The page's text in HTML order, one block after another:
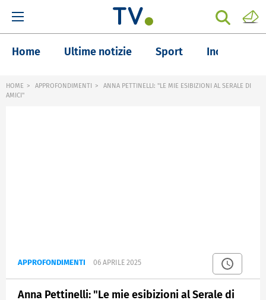
Home Ultime notizie Sport Inchieste
HOME APPROFONDIMENTI
ANNA PETTINELLI: "LE MIE ESIBIZIONI AL SERALE DI
AMICI"
APPROFONDIMENTI 06 APRILE 2025
Anna Pettinelli: "Le mie esibizioni al Serale di